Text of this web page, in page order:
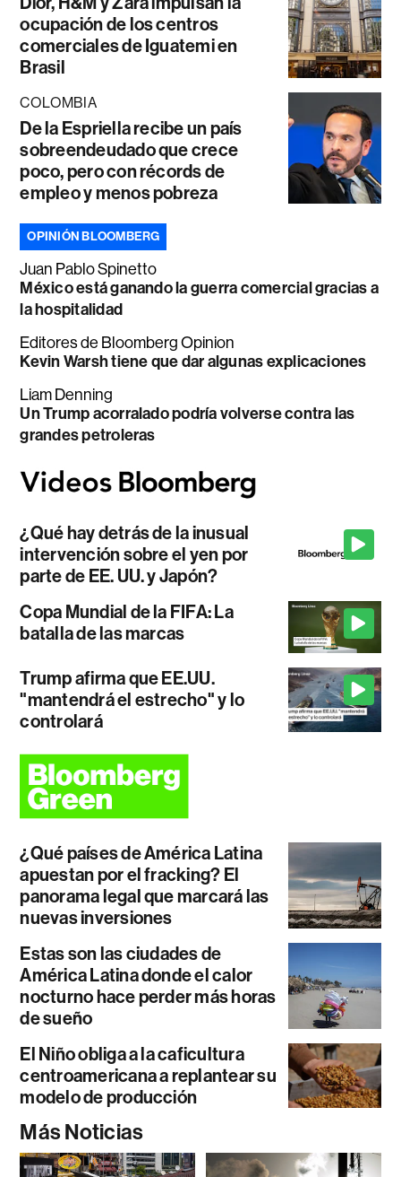
ocupación de los centros
comerciales de Iguatemi en
Brasil
COLOMBIA
De la Espriella recibe un país
sobreendeudado que crece
poco, pero con récords de
empleo y menos pobreza
OPINIÓN BLOOMBERG
Juan Pablo Spinetto
México está ganando la guerra comercial gracias a
la hospitalidad
Editores de Bloomberg Opinion
Kevin Warsh tiene que dar algunas explicaciones
Liam Denning
Un Trump acorralado podría volverse contra las
grandes petroleras
¿Qué hay detrás de la inusual
intervención sobre el yen por
parte de EE. UU. y Japón?
Copa Mundial de la FIFA: La
batalla de las marcas
Trump afirma que EE.UU.
"mantendrá el estrecho" y lo
controlará
¿Qué países de América Latina
apuestan por el fracking? El
panorama legal que marcará las
nuevas inversiones
Estas son las ciudades de
América Latina donde el calor
nocturno hace perder más horas
de sueño
El Niño obliga a la caficultura
centroamericana a replantear su
modelo de producción
Más Noticias